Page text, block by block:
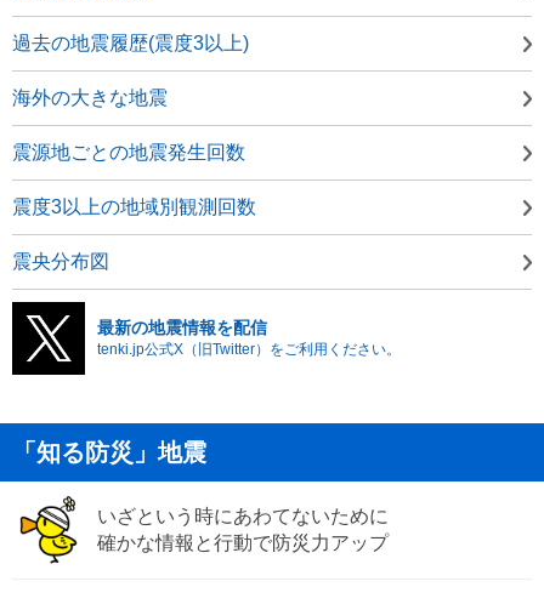
過去の地震履歴(震度3以上)
海外の大きな地震
震源地ごとの地震発生回数
震度3以上の地域別観測回数
震央分布図
最新の地震情報を配信
tenki.jp公式X（旧Twitter）をご利用ください。
「知る防災」地震
いざという時にあわてないために
確かな情報と行動で防災力アップ